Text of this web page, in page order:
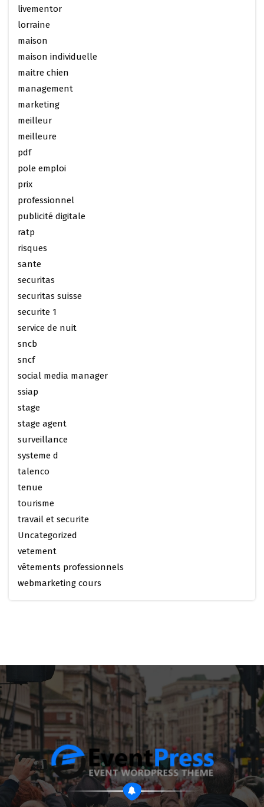
livementor
lorraine
maison
maison individuelle
maitre chien
management
marketing
meilleur
meilleure
pdf
pole emploi
prix
professionnel
publicité digitale
ratp
risques
sante
securitas
securitas suisse
securite 1
service de nuit
sncb
sncf
social media manager
ssiap
stage
stage agent
surveillance
systeme d
talenco
tenue
tourisme
travail et securite
Uncategorized
vetement
vêtements professionnels
webmarketing cours